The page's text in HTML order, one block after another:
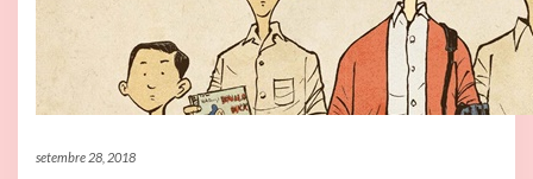
setembre 28, 2018